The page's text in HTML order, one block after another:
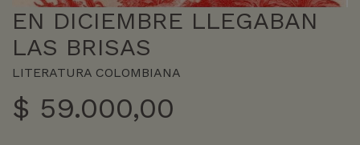
EN DICIEMBRE LLEGABAN
LAS BRISAS
LITERATURA COLOMBIANA
$ 59.000,00